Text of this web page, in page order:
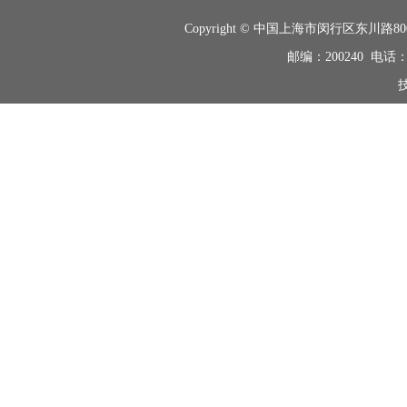
Copyright © 中国上海市闵行区东川路
邮编：200240 电话